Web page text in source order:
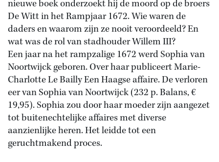
nieuwe boek onderzoekt hij de moord op de broers
De Witt in het Rampjaar 1672. Wie waren de
daders en waarom zijn ze nooit veroordeeld? En
wat was de rol van stadhouder Willem III?
Een jaar na het rampzalige 1672 werd Sophia van
Noortwijck geboren. Over haar publiceert Marie-
Charlotte Le Bailly Een Haagse affaire. De verloren
eer van Sophia van Noortwijck (232 p. Balans, €
19,95). Sophia zou door haar moeder zijn aangezet
tot buitenechtelijke affaires met diverse
aanzienlijke heren. Het leidde tot een
geruchtmakend proces.